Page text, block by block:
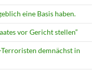
eine Basis haben.
vor Gericht stellen”
demnächst in